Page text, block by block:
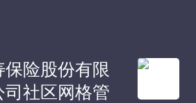
险股份有限
社区网格管